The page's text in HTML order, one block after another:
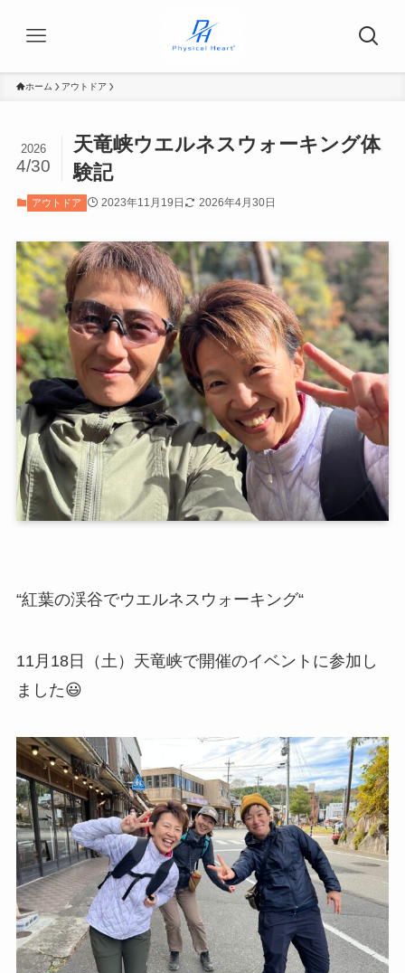
ホーム アウトドア
天竜峡ウエルネスウォーキング体
験記
2026
4/30
アウトドア 2023年11月19日 2026年4月30日
“紅葉の渓谷でウエルネスウォーキング“
11月18日（土）天竜峡で開催のイベントに参加し
ました😃